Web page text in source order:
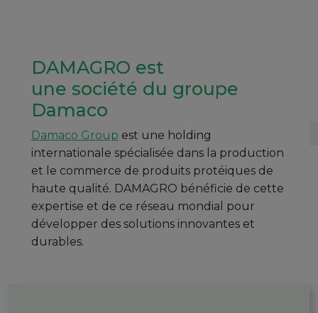
DAMAGRO est
une société du groupe
Damaco
Damaco Group est une holding
internationale spécialisée dans la production
et le commerce de produits protéiques de
haute qualité. DAMAGRO bénéficie de cette
expertise et de ce réseau mondial pour
développer des solutions innovantes et
durables.